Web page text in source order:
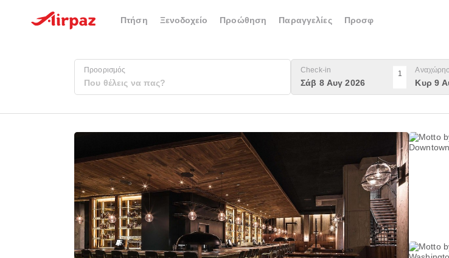
Πτήση Ξενοδοχείο Προώθηση Παραγγελίες Προσφ
Προορισμός Check-in
Σάβ 8 Αυγ 2026
1
Κυρ 9